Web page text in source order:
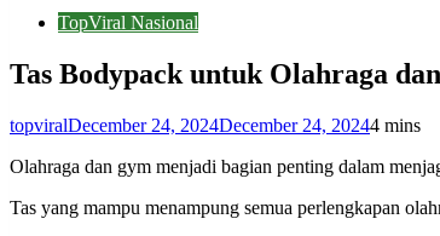
TopViral Nasional
Tas Bodypack untuk Olahraga
topviralDecember 24, 2024December 24, 20244 mins
Olahraga dan gym menjadi bagian penting dalam
Tas yang mampu menampung semua perlengkapan